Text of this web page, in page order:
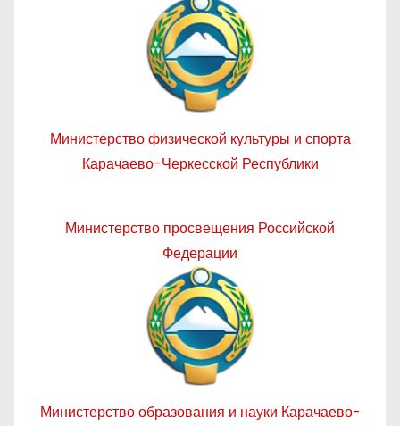
Министерство физической культуры и спорта
Карачаево-Черкесской Республики
Министерство просвещения Российской
Федерации
Министерство образования и науки Карачаево-